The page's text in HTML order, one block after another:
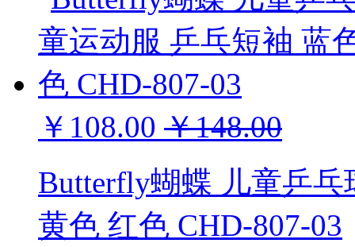
￥108.00 ￥148.00
Butterfly蝴蝶 儿童乒
黄色 红色 CHD-807-03